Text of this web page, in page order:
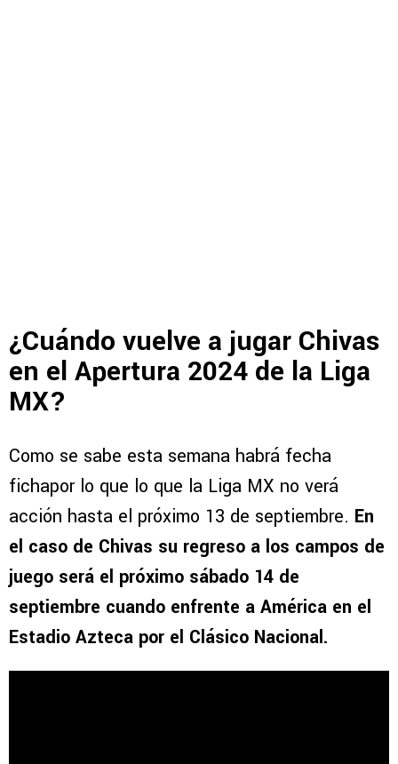
¿Cuándo vuelve a jugar Chivas
en el Apertura 2024 de la Liga
MX?
Como se sabe esta semana habrá fecha
fichapor lo que lo que la Liga MX no verá
acción hasta el próximo 13 de septiembre. En
el caso de Chivas su regreso a los campos de
juego será el próximo sábado 14 de
septiembre cuando enfrente a América en el
Estadio Azteca por el Clásico Nacional.